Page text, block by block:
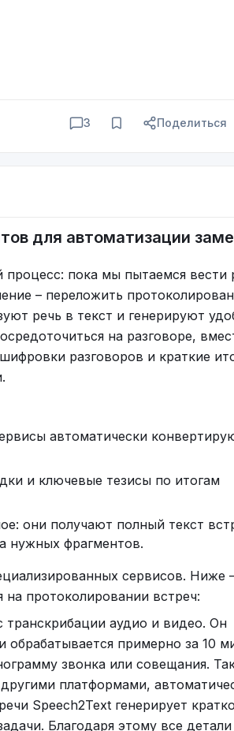
можно делать самому.
до сих пор цикорий и
с удовольствием употребляю.
бодрящим эффектом.
явление. В любой тяжёлой
и перестаёт логически
подряд, а тренировать силу
случаев окажется, что беда не
жадность помогла построить
безумца
3 Поделиться
для автоматизации
пока мы пытаемся вести
– переложить
речь в текст и генерируют
на разговоре,
разговоров и краткие
автоматически
и ключевые тезисы по итогам
они получают полный текст
нужных фрагментов.
сервисов. Ниже
протоколировании встреч:
транскрибации аудио и видео. Он
обрабатывается примерно за 10
звонка или совещания.
платформами,
Speech2Text генерирует
Благодаря этому все детали